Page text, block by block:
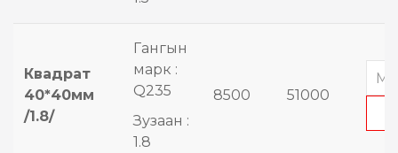
Квадрат
40*40мм
/1.8/
Гангын
марк :
Q235
Зузаан :
1.8
8500 51000